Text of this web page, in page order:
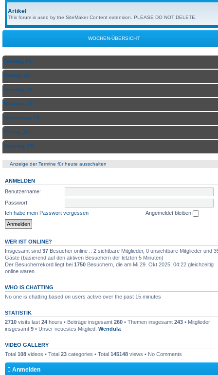
Artikel
This forum is used by the SiteMaker Content extension. PLEASE DO NOT DELETE.
WOCHEN-ÜBERSICHT
Sonntag, 09.
Montag, 10.
Dienstag, 11.
Mittwoch, 12.
Donnerstag, 13.
Freitag, 14.
Samstag, 15.
Anzeige der Termine für heute ausschalten
ANMELDEN
Benutzername:
Passwort:
Ich habe mein Passwort vergessen
Angemeldet bleiben
WER IST ONLINE?
Insgesamt sind 37 Besucher online :: 2 sichtbare Mitglieder, 0 unsichtbare Mitglieder und
Gäste (basierend auf den aktiven Besuchern der letzten 5 Minuten)
Der Besucherrekord liegt bei 1750 Besuchern, die am Mi 29. Okt 2025, 04:22 gleichzeitig
online waren.
WHO IS CHATTING
No one is chatting based on users active over the past 15 minutes
STATISTIK
2710 visits last 24 hours • Beiträge insgesamt 260 • Themen insgesamt 243 • Mitglieder
insgesamt 9 • Unser neuestes Mitglied: Wendula
VIDEO GALLERY
Total 108 videos • Total 23 categories • Total 145148 views • No Comments
Anmelden